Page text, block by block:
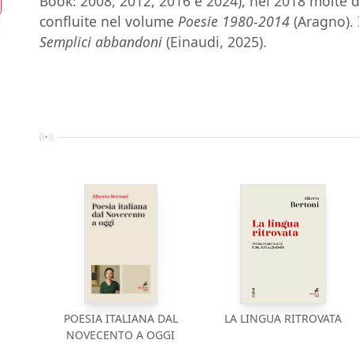
confluite nel volumePoesie 1980-2014
Semplici abbandoni (Einaudi, 2025).
POESIA ITALIANA DAL
NOVECENTO A OGGI
LA LINGUA RITROVATA